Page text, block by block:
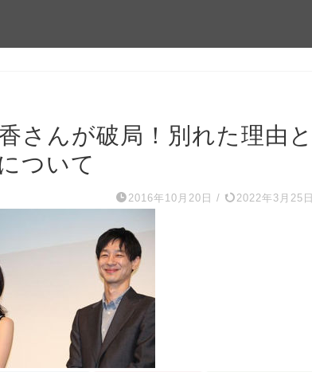
さんが破局！別れた理由と
ついて
2016年10月20日 / 2022年3月25日